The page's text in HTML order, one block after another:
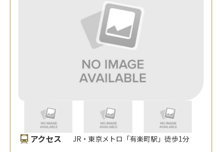
アクセス JR・東京メトロ「有楽町駅」徒歩1分